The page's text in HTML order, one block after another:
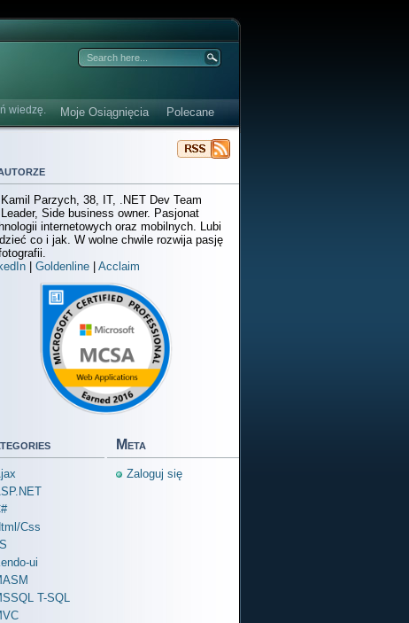
wiedzę.
Moje Osiągnięcia Polecane
/div>
Kamil Parzych, 38, IT, .NET Dev Team
Leader, Side business owner. Pasjonat
internetowych oraz mobilnych. Lubi
co i jak. W wolne chwile rozwija pasję
Goldenline Acclaim
Css
ui
T-SQL
Meta
Zaloguj się